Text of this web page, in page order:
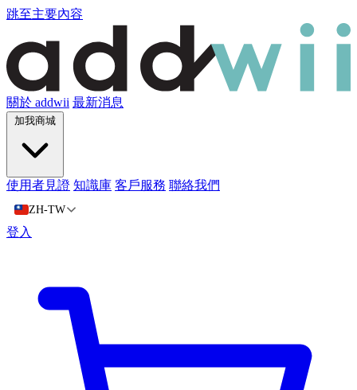
跳至主要內容
關於 addwii 最新消息
加我商城
使用者見證 知識庫 客戶服務 聯絡我們
ZH-TW
登入